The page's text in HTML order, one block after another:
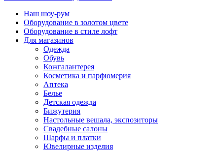
Наш шоу-рум
Оборудование в золотом цвете
Оборудование в стиле лофт
Для магазинов
Одежда
Обувь
Кожгалантерея
Косметика и парфюмерия
Аптека
Белье
Детская одежда
Бижутерия
Настольные вешала, экспозиторы
Свадебные салоны
Шарфы и платки
Ювелирные изделия